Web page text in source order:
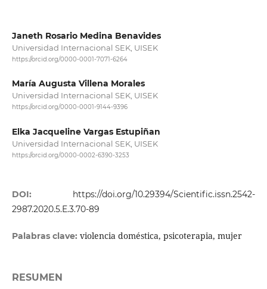
Janeth Rosario Medina Benavides
Universidad Internacional SEK, UISEK
https://orcid.org/0000-0001-7071-6264
María Augusta Villena Morales
Universidad Internacional SEK, UISEK
https://orcid.org/0000-0001-9144-9396
Elka Jacqueline Vargas Estupiñan
Universidad Internacional SEK, UISEK
https://orcid.org/0000-0002-6390-3253
DOI: https://doi.org/10.29394/Scientific.issn.2542-
2987.2020.5.E.3.70-89
Palabras clave: violencia doméstica, psicoterapia, mujer
RESUMEN